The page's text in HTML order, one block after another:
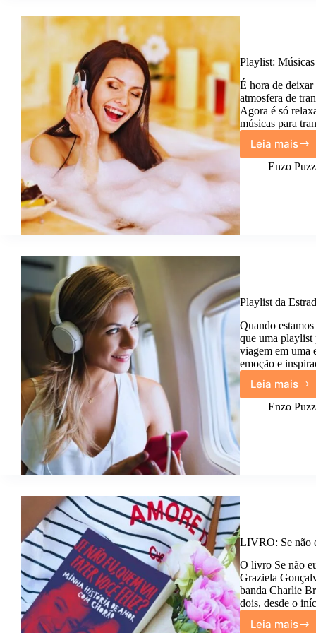
Playlist:
É hora de deixar
atmosfera de
Agora é só
músicas para
Leia mais
Playlist:
Enzo
Playlist da
Quando
que uma playlist
viagem em uma
emoção e
Leia mais
Playlist
da
Enzo
LIVRO: Se não
O livro Se não
Graziela
banda Charlie
dois, desde o
Leia mais
LIVRO: